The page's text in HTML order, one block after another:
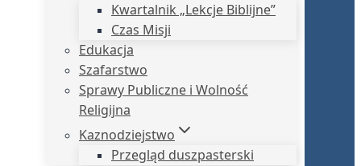
Kwartalnik „Lekcje Biblijne”
Czas Misji
Edukacja
Szafarstwo
Sprawy Publiczne i Wolność
Religijna
Kaznodziejstwo
Przegląd duszpasterski